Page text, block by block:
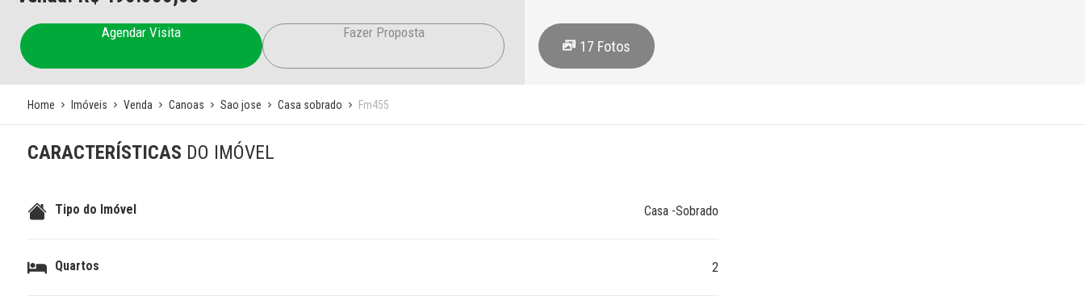
Agendar Visita Fazer Proposta
17 Fotos
Home Imóveis Venda Canoas Sao jose Casa sobrado Fm455
CARACTERÍSTICAS DO IMÓVEL
Tipo do Imóvel Casa -Sobrado
Quartos 2